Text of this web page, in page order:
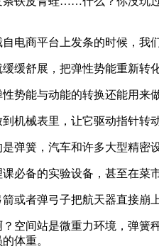
电商平台上发条的时候，我
缓舒展，把弹性势能重新转
势能与动能的转换还能用来
机械表里，让它驱动指针转
弹簧，汽车和许多大型精密
必备的实验设备，甚至在菜
或者弹弓子把航天器直接崩
空间站是微重力环境，弹簧
体重。